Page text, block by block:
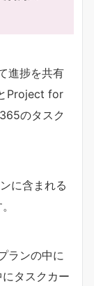
進捗を共有
Project for
のタスク
に含まれる
ランの中に
タスクカー